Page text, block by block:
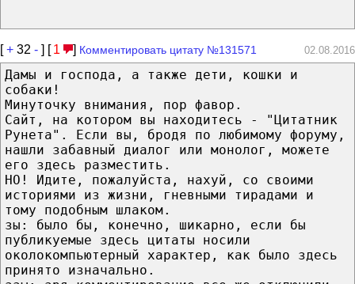
[+ 32 - ] [ 1 ] Комментировать цитату №131571 02.08.2016
Дамы и господа, а также дети, кошки и
собаки!
Минуточку внимания, пор фавор.
Сайт, на котором вы находитесь - "Цитатник
Рунета". Если вы, бродя по любимому форуму,
нашли забавный диалог или монолог, можете
его здесь разместить.
НО! Идите, пожалуйста, нахуй, со своими
историями из жизни, гневными тирадами и
тому подобным шлаком.
зы: было бы, конечно, шикарно, если бы
публикуемые здесь цитаты носили
околокомпьютерный характер, как было здесь
принято изначально.